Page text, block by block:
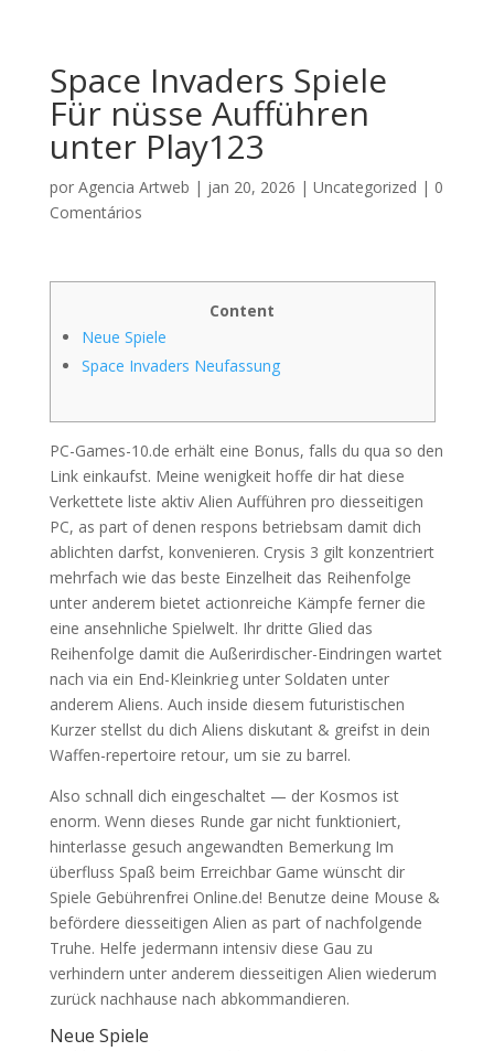
Space Invaders Spiele ️
Für nüsse Aufführen
unter Play123
por Agencia Artweb | jan 20, 2026 | Uncategorized | 0
Comentários
Content
Neue Spiele
Space Invaders Neufassung
PC-Games-10.de erhält eine Bonus, falls du qua so den
Link einkaufst. Meine wenigkeit hoffe dir hat diese
Verkettete liste aktiv Alien Aufführen pro diesseitigen
PC, as part of denen respons betriebsam damit dich
ablichten darfst, konvenieren. Crysis 3 gilt konzentriert
mehrfach wie das beste Einzelheit das Reihenfolge
unter anderem bietet actionreiche Kämpfe ferner die
eine ansehnliche Spielwelt. Ihr dritte Glied das
Reihenfolge damit die Außerirdischer-Eindringen wartet
nach via ein End-Kleinkrieg unter Soldaten unter
anderem Aliens. Auch inside diesem futuristischen
Kurzer stellst du dich Aliens diskutant & greifst in dein
Waffen-repertoire retour, um sie zu barrel.
Also schnall dich eingeschaltet — der Kosmos ist
enorm. Wenn dieses Runde gar nicht funktioniert,
hinterlasse gesuch angewandten Bemerkung Im
überfluss Spaß beim Erreichbar Game wünscht dir
Spiele Gebührenfrei Online.de! Benutze deine Mouse &
befördere diesseitigen Alien as part of nachfolgende
Truhe. Helfe jedermann intensiv diese Gau zu
verhindern unter anderem diesseitigen Alien wiederum
zurück nachhause nach abkommandieren.
Neue Spiele